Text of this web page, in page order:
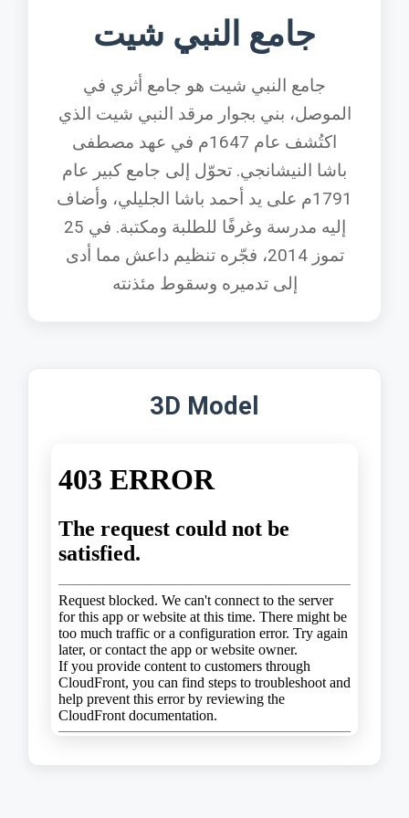
جامع النبي شيت
جامع النبي شيت هو جامع أثري في
الموصل، بني بجوار مرقد النبي شيت الذي
اكتُشف عام 1647م في عهد مصطفى
باشا النيشانجي. تحوّل إلى جامع كبير عام
1791م على يد أحمد باشا الجليلي، وأضاف
إليه مدرسة وغرفًا للطلبة ومكتبة. في 25
تموز 2014، فجّره تنظيم داعش مما أدى
إلى تدميره وسقوط مئذنته
3D Model